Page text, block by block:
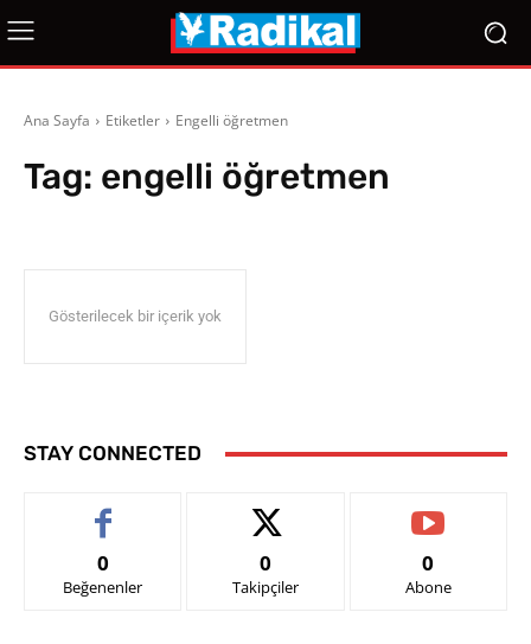
Ana Sayfa Etiketler Engelli öğretmen
Tag: engelli öğretmen
Gösterilecek bir içerik yok
STAY CONNECTED
0
Beğenenler
0
Takipçiler
0
Abone